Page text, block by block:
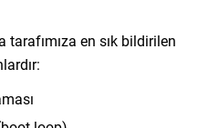
en sık bildirilen